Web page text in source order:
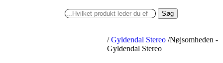
Søg
/ Gyldendal Stereo /Nøjsomheden -
Gyldendal Stereo